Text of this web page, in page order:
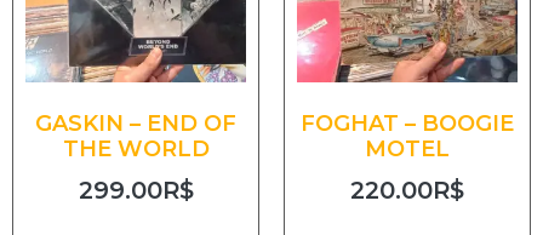
GASKIN – END OF
THE WORLD
299.00R$
FOGHAT – BOOGIE
MOTEL
220.00R$